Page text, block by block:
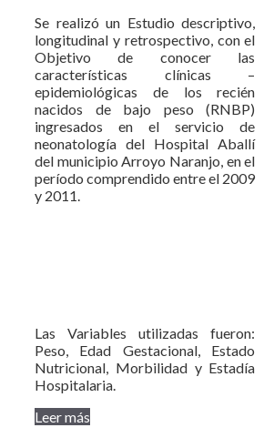
Se realizó un Estudio descriptivo,
longitudinal y retrospectivo, con el
Objetivo de conocer las
características clínicas –
epidemiológicas de los recién
nacidos de bajo peso (RNBP)
ingresados en el servicio de
neonatología del Hospital Aballí
del municipio Arroyo Naranjo, en el
período comprendido entre el 2009
y 2011.
Las Variables utilizadas fueron:
Peso, Edad Gestacional, Estado
Nutricional, Morbilidad y Estadía
Hospitalaria.
Leer más